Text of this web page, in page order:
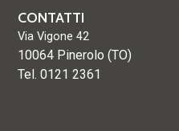
CONTATTI
Via Vigone 42
10064 Pinerolo (TO)
Tel. 0121 2361